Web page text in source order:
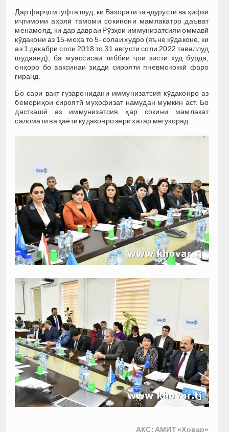
Дар фарҷом гуфта шуд, ки Вазорати тандурустӣ ва ҳифзи
иҷтимоии аҳолӣ тамоми сокинони мамлакатро даъват
менамояд, ки дар давраи Рӯзҳои иммунизатсияи оммавӣ
кӯдакони аз 15-моҳа то 5- солаи худро (яъне кӯдаконе, ки
аз 1 декабри соли 2018 то 31 августи соли 2022 таваллуд
шудаанд), ба муассисаи тиббии ҷои зисти худ бурда,
онҳоро бо ваксинаи зидди сирояти пневмококкӣ фаро
гиранд.
Бо сари вақт гузаронидани иммунизатсия кӯдаконро аз
бемориҳои сироятӣ муҳофизат намудан мумкин аст. Бо
дасткашӣ аз иммунизатсия ҳар сокини мамлакат
саломатӣ ва ҳаёти кӯдаконро зери хатар мегузорад.
АКС: АМИТ «Ховар»